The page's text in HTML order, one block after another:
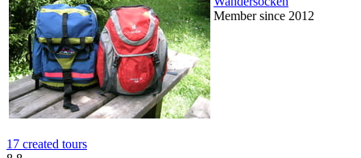
Member since 2012
17 created tours